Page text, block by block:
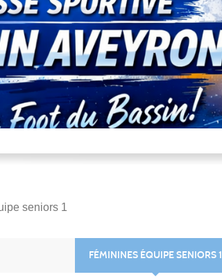
seniors 1
FÉMININES ÉQUIPE SENIORS 1